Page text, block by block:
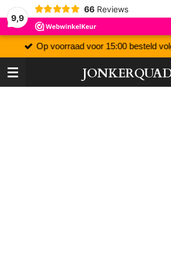
9,9
66 Reviews
Op voorraad voor 15:00 besteld